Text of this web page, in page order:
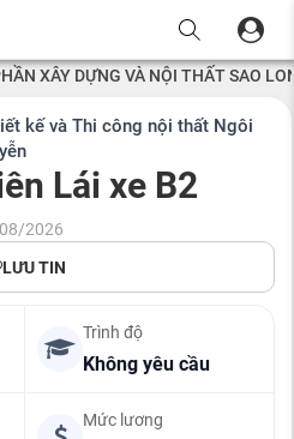
XÂY DỰNG VÀ NỘI THẤT SAO
kế và Thi công nội thất Ngôi
Lái xe B2
2026
LƯU TIN
Trình độ
Không yêu cầu
Mức lương